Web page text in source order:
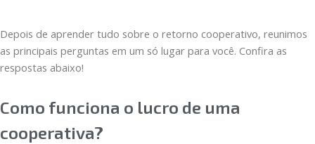
Depois de aprender tudo sobre o retorno cooperativo, reunimos
as principais perguntas em um só lugar para você. Confira as
respostas abaixo!
Como funciona o lucro de uma
cooperativa?